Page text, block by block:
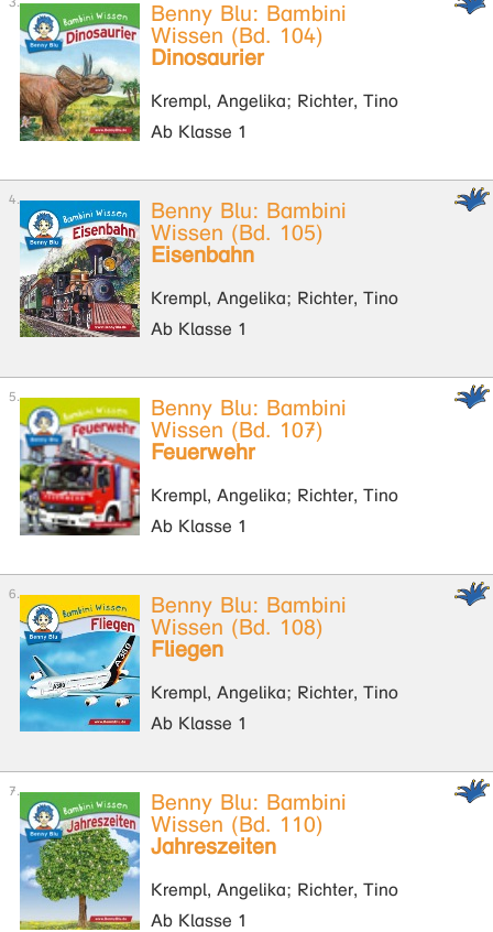
Benny Blu: Bambini
Wissen (Bd. 104)
Dinosaurier
Krempl, Angelika; Richter, Tino
Ab Klasse 1
Benny Blu: Bambini
Wissen (Bd. 105)
Eisenbahn
Krempl, Angelika; Richter, Tino
Ab Klasse 1
Benny Blu: Bambini
Wissen (Bd. 107)
Feuerwehr
Krempl, Angelika; Richter, Tino
Ab Klasse 1
Benny Blu: Bambini
Wissen (Bd. 108)
Fliegen
Krempl, Angelika; Richter, Tino
Ab Klasse 1
Benny Blu: Bambini
Wissen (Bd. 110)
Jahreszeiten
Krempl, Angelika; Richter, Tino
Ab Klasse 1